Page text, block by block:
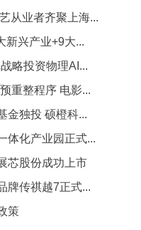
从业者齐聚上海...
新兴产业+9大...
略投资物理AI...
重整程序 电影...
金独投 硕橙科...
体化产业园正式...
芯股份成功上市
牌传祺越7正式...
策